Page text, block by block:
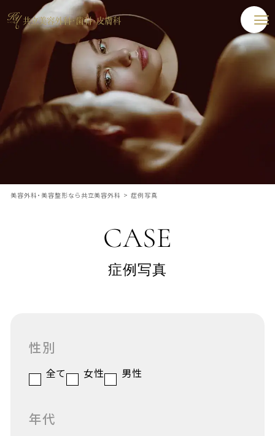
美容外科・美容整形なら共立美容外科 > 症例写真
CASE
症例写真
性別
全て 女性 男性
年代